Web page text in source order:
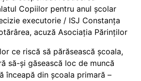
Copiilor pentru anul școlar
executorie / ISJ Constanța
acuză Asociația Părinților
ce riscă să părăsească școala,
să-și găsească loc de muncă
înceapă din școala primară –